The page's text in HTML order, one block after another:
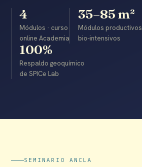
4
Módulos · curso
online Academia
35–85 m²
Módulos productivos
bio-intensivos
100%
Respaldo geoquímico
de SPICe Lab
SEMINARIO ANCLA